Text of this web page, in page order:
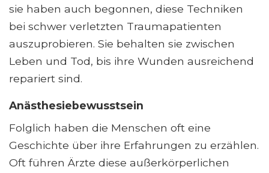
sie haben auch begonnen, diese Techniken
bei schwer verletzten Traumapatienten
auszuprobieren. Sie behalten sie zwischen
Leben und Tod, bis ihre Wunden ausreichend
repariert sind.
Anästhesiebewusstsein
Folglich haben die Menschen oft eine
Geschichte über ihre Erfahrungen zu erzählen.
Oft führen Ärzte diese außerkörperlichen